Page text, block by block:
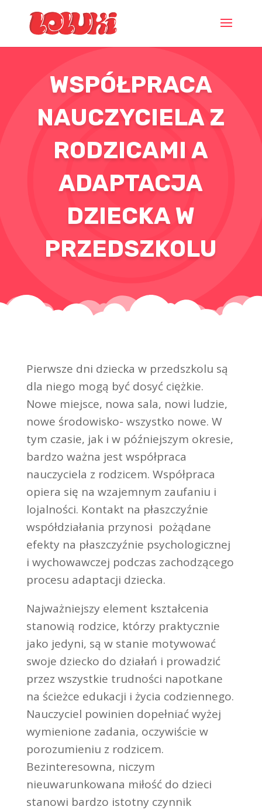
WSPÓŁPRACA
NAUCZYCIELA Z
RODZICAMI A
ADAPTACJA
DZIECKA W
PRZEDSZKOLU
Pierwsze dni dziecka w przedszkolu są
dla niego mogą być dosyć ciężkie.
Nowe miejsce, nowa sala, nowi ludzie,
nowe środowisko- wszystko nowe. W
tym czasie, jak i w późniejszym okresie,
bardzo ważna jest współpraca
nauczyciela z rodzicem. Współpraca
opiera się na wzajemnym zaufaniu i
lojalności. Kontakt na płaszczyźnie
współdziałania przynosi pożądane
efekty na płaszczyźnie psychologicznej
i wychowawczej podczas zachodzącego
procesu adaptacji dziecka.
Najważniejszy element kształcenia
stanowią rodzice, którzy praktycznie
jako jedyni, są w stanie motywować
swoje dziecko do działań i prowadzić
przez wszystkie trudności napotkane
na ścieżce edukacji i życia codziennego.
Nauczyciel powinien dopełniać wyżej
wymienione zadania, oczywiście w
porozumieniu z rodzicem.
Bezinteresowna, niczym
nieuwarunkowana miłość do dzieci
stanowi bardzo istotny czynnik